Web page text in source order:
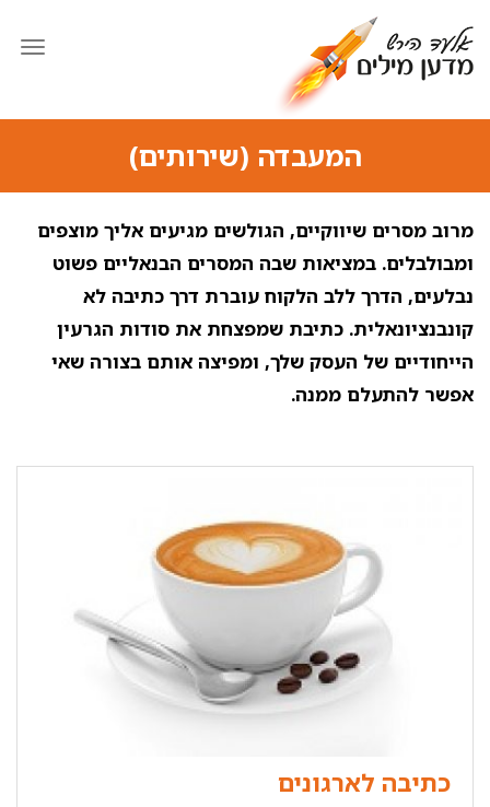
המעבדה (שירותים)
מרוב מסרים שיווקיים, הגולשים מגיעים אליך מוצפים
ומבולבלים. במציאות שבה המסרים הבנאליים פשוט
נבלעים, הדרך ללב הלקוח עוברת דרך כתיבה לא
קונבנציונאלית. כתיבת שמפצחת את סודות הגרעין
הייחודיים של העסק שלך, ומפיצה אותם בצורה שאי
אפשר להתעלם ממנה.
כתיבה לארגונים